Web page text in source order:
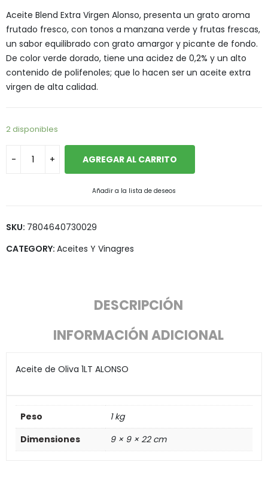
Aceite Blend Extra Virgen Alonso, presenta un grato aroma
frutado fresco, con tonos a manzana verde y frutas frescas,
un sabor equilibrado con grato amargor y picante de fondo.
De color verde dorado, tiene una acidez de 0,2% y un alto
contenido de polifenoles; que lo hacen ser un aceite extra
virgen de alta calidad.
2 disponibles
AGREGAR AL CARRITO
Añadir a la lista de deseos
SKU: 7804640730029
CATEGORY: Aceites Y Vinagres
DESCRIPCIÓN
INFORMACIÓN ADICIONAL
Aceite de Oliva 1LT ALONSO
Peso
1 kg
Dimensiones
9 × 9 × 22 cm